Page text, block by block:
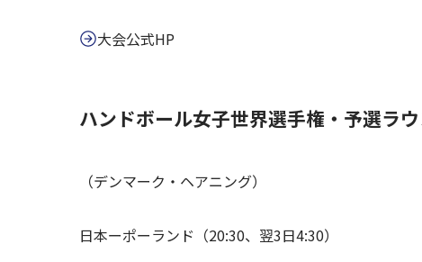
大会公式HP
ハンドボール女子世界選手権・予選ラ
（デンマーク・ヘアニング）
日本ーポーランド（20:30、翌3日4:30）